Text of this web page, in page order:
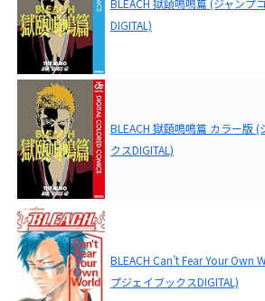
BLEACH 獄頤鳴鳴篇 (ジャンプ
DIGITAL)
BLEACH 獄頤鳴鳴篇 カラー版 (
クスDIGITAL)
BLEACH Can’t Fear Your Own
プジェイブックスDIGITAL)